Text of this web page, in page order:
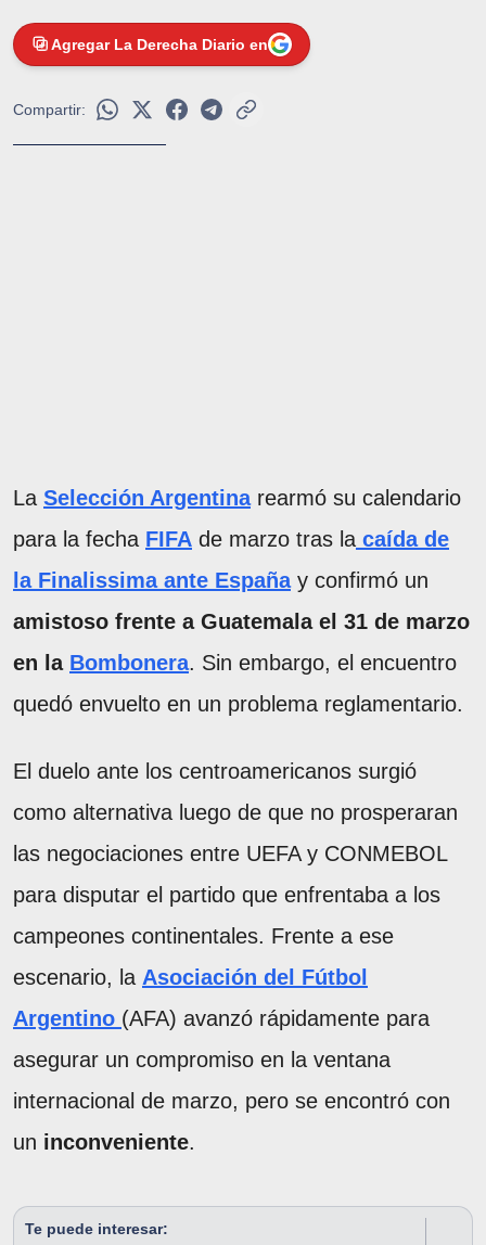
Agregar La Derecha Diario en
Compartir:
La Selección Argentinarearmó su calendario
para la fecha FIFA de marzo tras la caída de
la Finalissima ante Españay confirmó un
amistoso frente a Guatemala el 31 de marzo
en la Bombonera. Sin embargo, el encuentro
quedó envuelto en un problema reglamentario.
El duelo ante los centroamericanos surgió
como alternativa luego de que no prosperaran
las negociaciones entre UEFA y CONMEBOL
para disputar el partido que enfrentaba a los
campeones continentales. Frente a ese
escenario, la Asociación del Fútbol
Argentino (AFA) avanzó rápidamente para
asegurar un compromiso en la ventana
internacional de marzo, pero se encontró con
un inconveniente.
Te puede interesar: